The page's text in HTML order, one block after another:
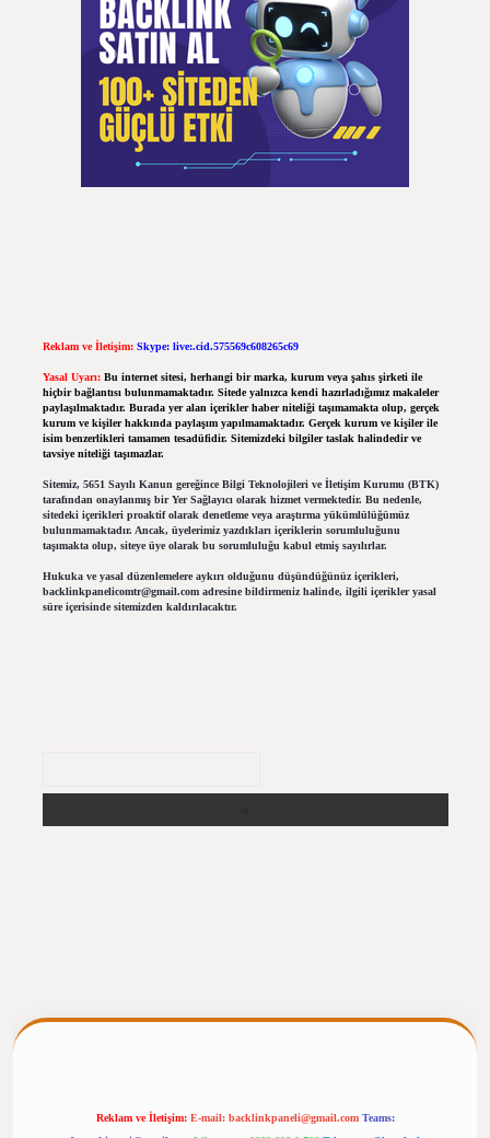
Reklam ve İletişim: Skype: live:.cid.575569c608265c69
Yasal Uyarı: Bu internet sitesi, herhangi bir marka, kurum veya şahıs şirketi ile
hiçbir bağlantısı bulunmamaktadır. Sitede yalnızca kendi hazırladığımız makaleler
paylaşılmaktadır. Burada yer alan içerikler haber niteliği taşımamakta olup, gerçek
kurum ve kişiler hakkında paylaşım yapılmamaktadır. Gerçek kurum ve kişiler ile
isim benzerlikleri tamamen tesadüfidir. Sitemizdeki bilgiler taslak halindedir ve
tavsiye niteliği taşımazlar.
Sitemiz, 5651 Sayılı Kanun gereğince Bilgi Teknolojileri ve İletişim Kurumu (BTK)
tarafından onaylanmış bir Yer Sağlayıcı olarak hizmet vermektedir. Bu nedenle,
sitedeki içerikleri proaktif olarak denetleme veya araştırma yükümlülüğümüz
bulunmamaktadır. Ancak, üyelerimiz yazdıkları içeriklerin sorumluluğunu
taşımakta olup, siteye üye olarak bu sorumluluğu kabul etmiş sayılırlar.
Hukuka ve yasal düzenlemelere aykırı olduğunu düşündüğünüz içerikleri,
backlinkpanelicomtr@gmail.comadresine bildirmeniz halinde, ilgili içerikler yasal
süre içerisinde sitemizden kaldırılacaktır.
Reklam ve İletişim: E-mail: backlinkpaneli@gmail.com Teams: